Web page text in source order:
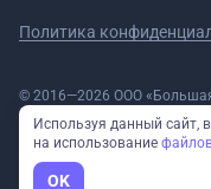
Политика
© 2016—2026 ООО
5908078160/590801001
Номер в реестре
11.10.2018)
Полное или частичное
Используя данный сайт,
на использование
OK